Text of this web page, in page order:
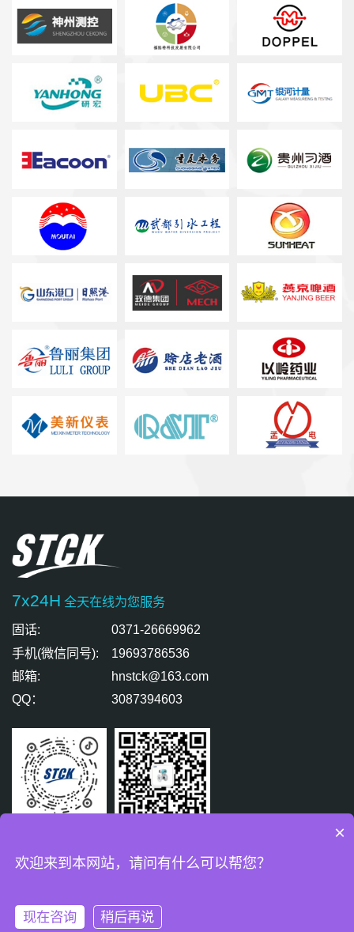
7x24H 全天在线为您服务
固话:
0371-26669962
手机(微信同号):
19693786536
邮箱:
hnstck@163.com
QQ：
3087394603
18007771号-2
×
欢迎来到本网站，请问有什么可以帮您？
现在咨询 稍后再说